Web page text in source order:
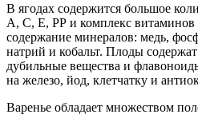
В ягодах содержится большое
А, С, Е, РР и комплекс
содержание минералов: медь,
натрий и кобальт. Плоды
дубильные вещества и
на железо, йод, клетчатку и
Варенье обладает множеством